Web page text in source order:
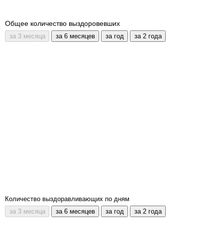
Общее количество выздоровевших
Количество выздоравливающих по дням